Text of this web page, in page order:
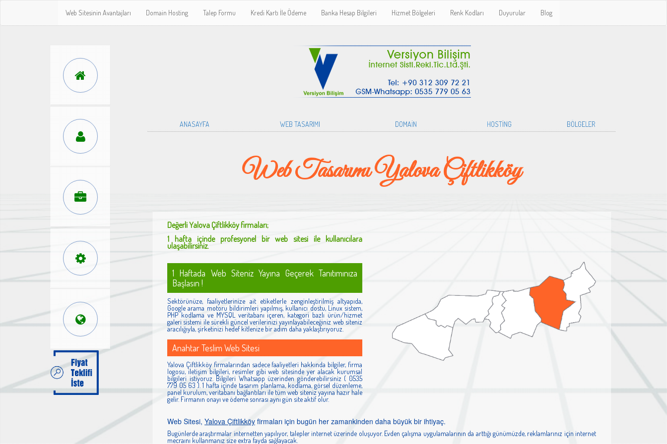
Web Sitesinin Avantajları Domain Hosting Talep Formu Kredi Kartı İle Ödeme Banka Hesap Bilgileri Hizmet Bölgeleri Renk Kodları Duyurular Blog
ANASAYFA WEB TASARIMI DOMAİN HOSTİNG BÖLGELER
Web Tasarımı Yalova Çiftlikköy
DeğerliYalova Çiftlikköyfirmaları;
1 hafta içinde profesyonel bir web sitesi ile kullanıcılara
ulaşabilirsiniz.
1 Haftada Web Siteniz Yayına Geçerek Tanıtımınıza
Başlasın !
Sektörünüze, faaliyetlerinize ait etiketlerle zenginleştirilmiş altyapıda,
Google arama motoru bildirimleri yapılmış, kullanıcı dostu, Linux sistem,
PHP kodlama ve MYSQL veritabanı içeren, kategori bazlı ürün/hizmet
galeri sistemi ile sürekli güncel verilerinizi yayınlayabileceğiniz web siteniz
aracılığıyla, şirketinizi hedef kitlenize bir adım daha yaklaştırıyoruz.
Anahtar Teslim Web Sitesi
Yalova Çiftlikköy firmalarından sadece faaliyetleri hakkında bilgiler, firma
logosu, iletişim bilgileri, resimler gibi web sitesinde yer alacak kurumsal
bilgileri istiyoruz. Bilgileri Whatsapp üzerinden gönderebilirsiniz ( 0535
779 05 63 ). 1 hafta içinde tasarım planlama, kodlama, görsel düzenleme,
panel kurulum, veritabanı bağlantıları ile tüm web siteniz yayına hazır hale
gelir. Firmanın onayı ve ödeme sonrası aynı gün site aktif olur.
Web Sitesi,Yalova Çiftlikköyfirmaları için bugün her zamankinden daha büyük bir ihtiyaç.
Bugünlerde araştırmalar internetten yapılıyor, talepler internet üzerinde oluşuyor. Evden çalışma uygulamalarının da arttığı günümüzde, reklamlarınız için internet
mecraını kullanmanız size extra fayda sağlayacak.